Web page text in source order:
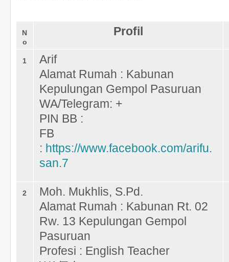
N
o
Profil
1
Arif
Alamat Rumah : Kabunan
Kepulungan Gempol Pasuruan
WA/Telegram: +
PIN BB :
FB
: https://www.facebook.com/arifu.
san.7
2
Moh. Mukhlis, S.Pd.
Alamat Rumah : Kabunan Rt. 02
Rw. 13 Kepulungan Gempol
Pasuruan
Profesi : English Teacher